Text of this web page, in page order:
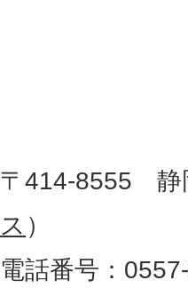
地
図
。
静
所
〒414-8555 静
ス ）
電話番号：